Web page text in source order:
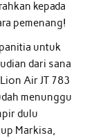
kepada
pemenang!
untuk
dari sana
Air JT 783
menunggu
dulu
Markisa,